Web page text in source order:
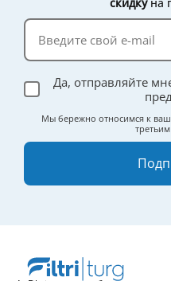
Да, отправляйте
Мы бережно относимся к